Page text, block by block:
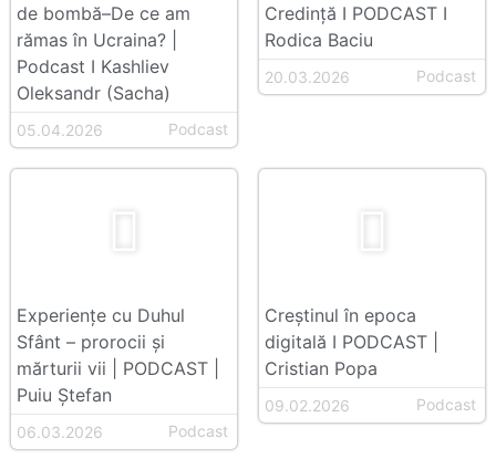
de bombă–De ce am
rămas în Ucraina? |
Podcast I Kashliev
Oleksandr (Sacha)
05.04.2026 Podcast
Credință I PODCAST I
Rodica Baciu
20.03.2026 Podcast
Experiențe cu Duhul
Sfânt – prorocii și
mărturii vii | PODCAST |
Puiu Ștefan
06.03.2026 Podcast
Creștinul în epoca
digitală I PODCAST |
Cristian Popa
09.02.2026 Podcast